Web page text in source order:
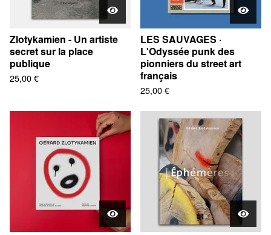
Zlotykamien - Un artiste
secret sur la place
publique
25,00€
LES SAUVAGES ·
L'Odyssée punk des
pionniers du street art
français
25,00€